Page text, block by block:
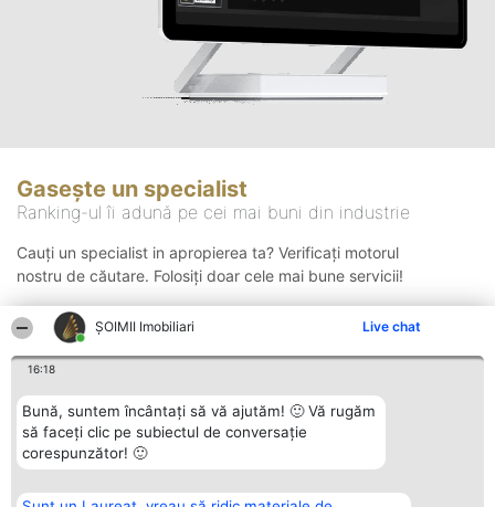
ȘOIMII Imobiliari Live chat
16:18
Bună, suntem încântați să vă ajutăm! 🙂 Vă rugăm
să faceți clic pe subiectul de conversație
corespunzător! 🙂
Gasește un specialist
Ranking-ul îi adună pe cei mai buni din industrie
Cauți un specialist in apropierea ta? Verificați motorul
nostru de căutare. Folosiți doar cele mai bune servicii!